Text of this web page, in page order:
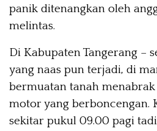
panik ditenangkan oleh
melintas.
Di Kabupaten Tangerang –
yang naas pun terjadi, di
bermuatan tanah
motor yang berboncengan.
sekitar pukul 09.00 pagi